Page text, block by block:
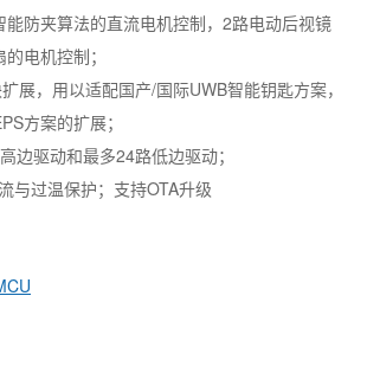
能防夹算法的直流电机控制，2路电动后视镜
电机控制；
展，用以适配国产/国际UWB智能钥匙方案，
方案的扩展；
边驱动和最多24路低边驱动；
与过温保护；支持OTA升级